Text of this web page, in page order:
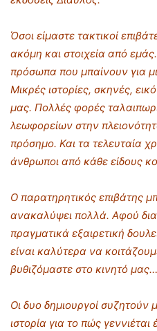
Όσοι είμαστε τακτικοί
ακόμη και στοιχεία από
πρόσωπα που μπαίνουν για
Μικρές ιστορίες, σκηνές,
μας. Πολλές φορές
λεωφορείων στην
πρόσημο. Και τα τελευταία
άνθρωποι από κάθε είδους
Ο παρατηρητικός επιβάτης
ανακαλύψει πολλά. Αφού
πραγματικά εξαιρετική
είναι καλύτερα να
βυθιζόμαστε στο κινητό μας…
Οι δυο δημιουργοί συζητούν
ιστορία για το πώς γεννιέται